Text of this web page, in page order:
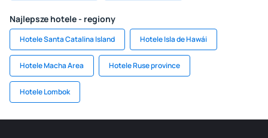
Najlepsze hotele - regiony
Hotele Santa Catalina Island Hotele Isla de Hawái
Hotele Macha Area Hotele Ruse province
Hotele Lombok